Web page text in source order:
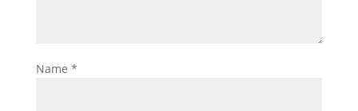
Name *